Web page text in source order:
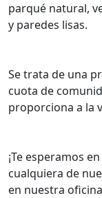
parqué natural,
y paredes lisas.
Se trata de una
cuota de
proporciona a la
¡Te esperamos
cualquiera de
en nuestra